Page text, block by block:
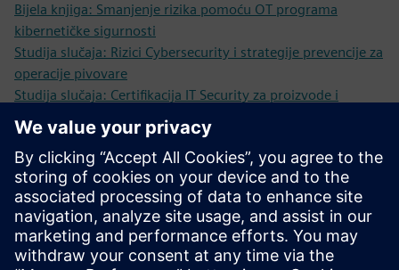
Bijela knjiga: Smanjenje rizika pomoću OT programa
kibernetičke sigurnosti
Studija slučaja: Rizici Cybersecurity i strategije prevencije za
operacije pivovare
Studija slučaja: Certifikacija IT Security za proizvode i
Solutions za automatizaciju kao konkurentska prednost
Preduvjeti
Kultura ublažavanja rizika i proaktivnog razvoja rješenja
Suradnička priroda između IT i OT timova
Razumijevanje razlike u stajalištima između IT i OT
sigurnosti